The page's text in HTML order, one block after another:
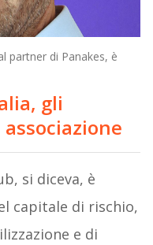
partner di Panakes, è
gli
si diceva, è
capitale di rischio,
e di